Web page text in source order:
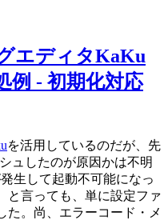
エディタKaKu
例 - 初期化対応
を活用しているのだが、先
ュしたのが原因かは不明
生して起動不可能になっ
と言っても、単に設定ファ
た。尚、エラーコード・メ